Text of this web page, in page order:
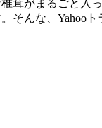
がまるごと入
そんな、Yahoo